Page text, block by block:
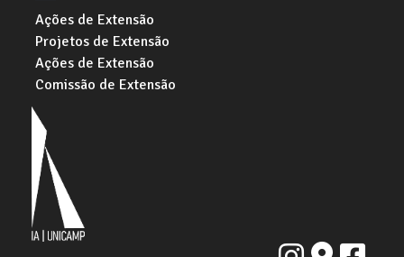
Ações de Extensão
Projetos de Extensão
Ações de Extensão
Comissão de Extensão